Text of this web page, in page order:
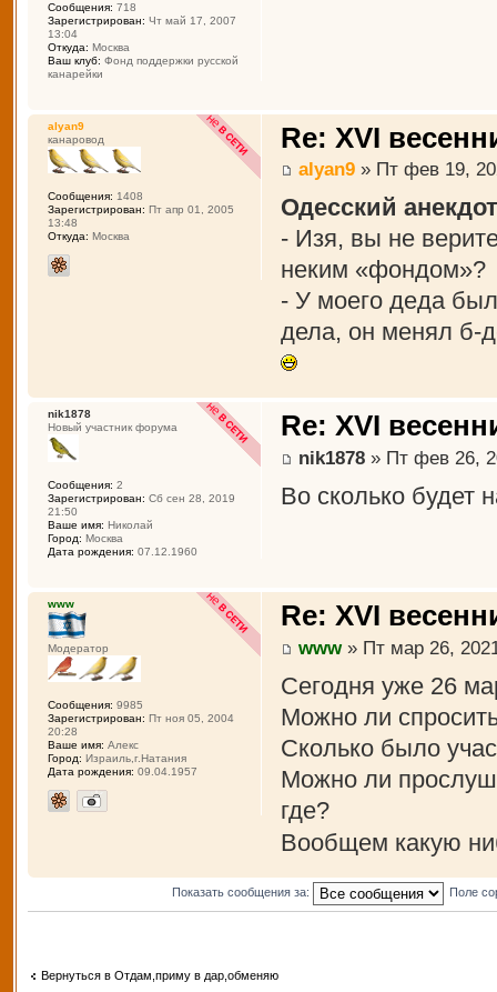
Сообщения: 718
Зарегистрирован: Чт май 17, 2007
13:04
Откуда: Москва
Ваш клуб: Фонд поддержки русской
канарейки
Re: XVI
alyan9 » Пт фев 19,
Одесский
- Изя, вы не
неким «фондом»?
- У моего деда
дела, он менял б-
alyan9
канаровод
Сообщения: 1408
Зарегистрирован: Пт апр 01, 2005
13:48
Откуда: Москва
Re: XVI
nik1878 » Пт фев 26,
Во сколько будет
nik1878
Новый участник форума
Сообщения: 2
Зарегистрирован: Сб сен 28, 2019
21:50
Ваше имя: Николай
Город: Москва
Дата рождения: 07.12.1960
Re: XVI
www» Пт мар 26,
Сегодня уже 26
Можно ли
Сколько было
Можно ли
где?
Вообщем какую
www
Модератор
Сообщения: 9985
Зарегистрирован: Пт ноя 05, 2004
20:28
Ваше имя: Алекс
Город: Израиль,г.Натания
Дата рождения: 09.04.1957
Показать сообщения за: Поле
Вернуться в Отдам,приму в дар,обменяю